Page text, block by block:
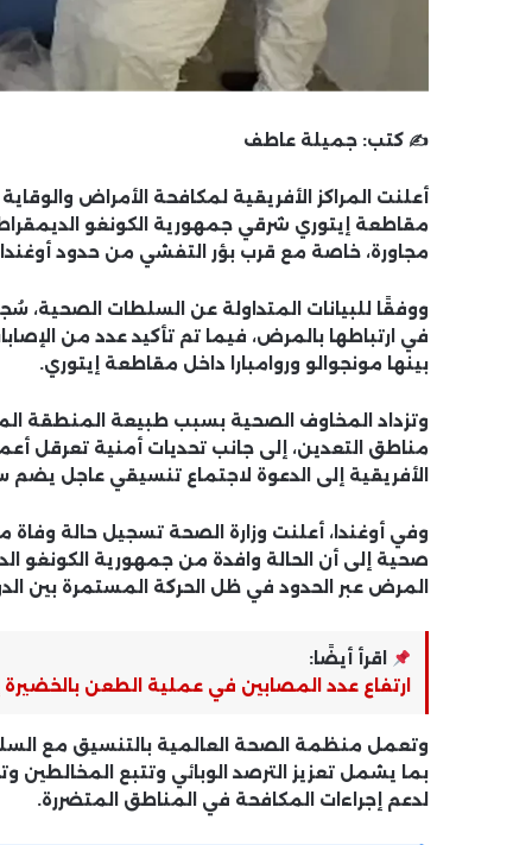
✍️ كتب: جميلة عاطف
أعلنت المراكز الأفريقية لمكافحة الأمراض
مقاطعة إيتوري شرقي جمهورية الكونغو
مجاورة، خاصة مع قرب بؤر التفشي من حدود
ووفقًا للبيانات المتداولة عن السلطات الصحية،
في ارتباطها بالمرض، فيما تم تأكيد عدد من
بينها مونجوالو وروامبارا داخل مقاطعة إيتوري.
وتزداد المخاوف الصحية بسبب طبيعة المنطقة
مناطق التعدين، إلى جانب تحديات أمنية تعرقل
الأفريقية إلى الدعوة لاجتماع تنسيقي عاجل
وفي أوغندا، أعلنت وزارة الصحة تسجيل حالة
صحية إلى أن الحالة وافدة من جمهورية الكونغو
المرض عبر الحدود في ظل الحركة المستمرة بين
اقرأ أيضًا:
ارتفاع عدد المصابين في عملية الطعن بالخضيرة إلى 9
وتعمل منظمة الصحة العالمية بالتنسيق مع
بما يشمل تعزيز الترصد الوبائي وتتبع
لدعم إجراءات المكافحة في المناطق المتضررة.